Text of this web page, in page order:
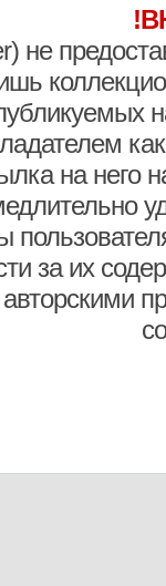
не
на него
за их